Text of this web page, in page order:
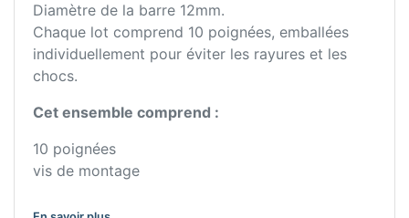
Diamètre de la barre 12mm.
Chaque lot comprend 10 poignées, emballées
individuellement pour éviter les rayures et les
chocs.
Cet ensemble comprend :
10 poignées
vis de montage